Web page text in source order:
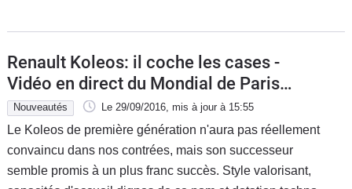
Renault Koleos: il coche les cases -
Vidéo en direct du Mondial de Paris
2016
Nouveautés Le 29/09/2016, mis à jour à 15:55
Le Koleos de première génération n'aura pas réellement
convaincu dans nos contrées, mais son successeur
semble promis à un plus franc succès. Style valorisant,